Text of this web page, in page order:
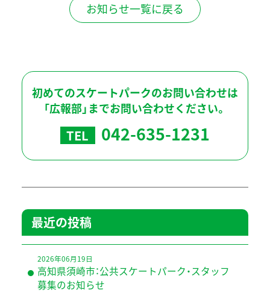
お知らせ一覧に戻る
初めてのスケートパークのお問い合わせは
「広報部」までお問い合わせください。
TEL 042-635-1231
最近の投稿
2026年06月19日
高知県須崎市：公共スケートパーク・スタッフ
募集のお知らせ